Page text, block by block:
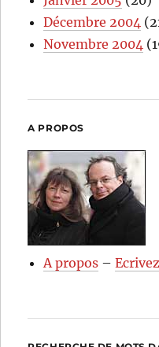
Décembre 2004
Novembre 2004
A PROPOS
A propos –